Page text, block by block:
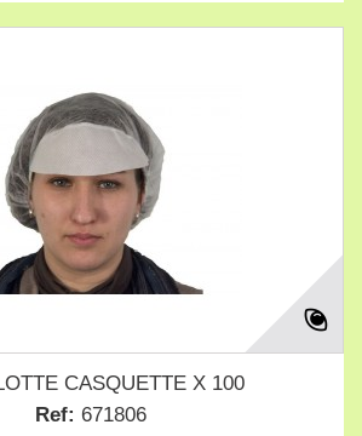
CASQUETTE X 100
Ref: 671806